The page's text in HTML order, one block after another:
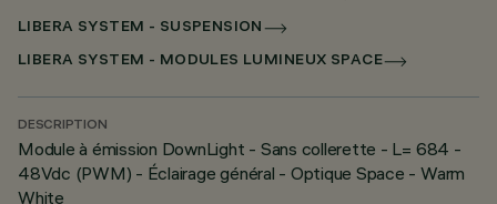
LIBERA SYSTEM - SUSPENSION
LIBERA SYSTEM - MODULES LUMINEUX SPACE
DESCRIPTION
Module à émission DownLight - Sans collerette - L= 684 -
48Vdc (PWM) - Éclairage général - Optique Space - Warm
White